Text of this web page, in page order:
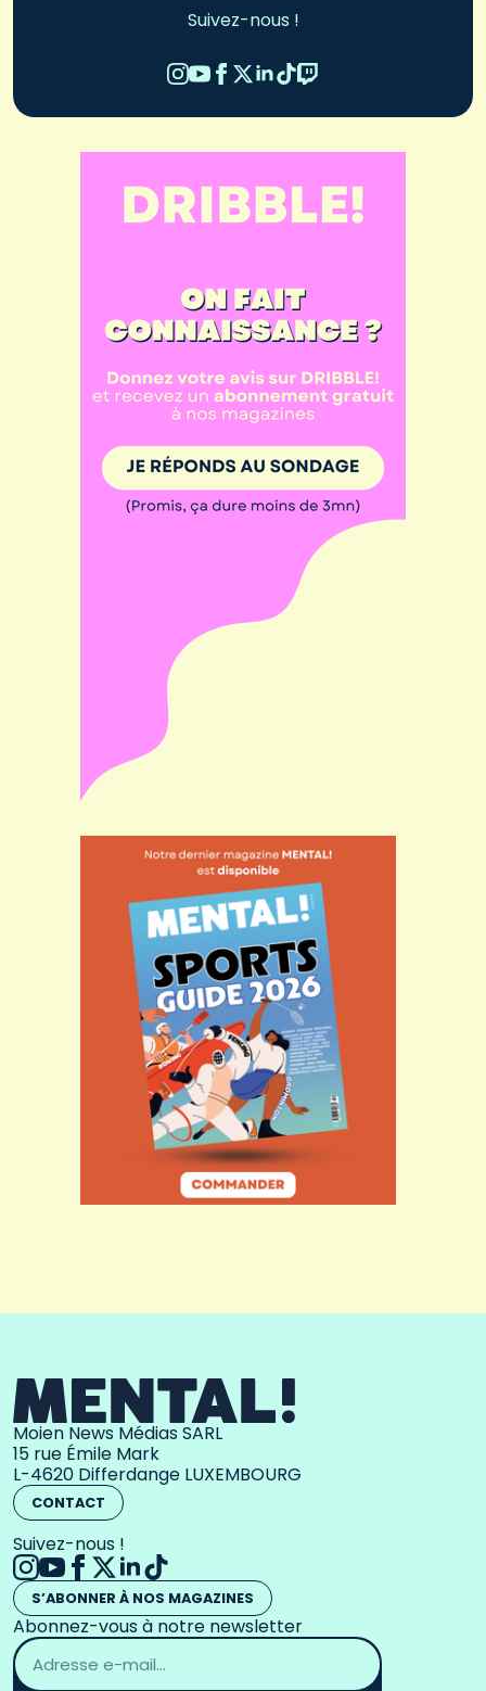
Suivez-nous !
Moien News Médias SARL
15 rue Émile Mark
L-4620 Differdange LUXEMBOURG
CONTACT
Suivez-nous !
S’ABONNER À NOS MAGAZINES
Abonnez-vous à notre newsletter
Adresse
email
*